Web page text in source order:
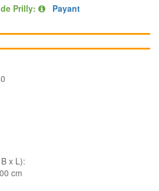
Prilly:
Payant
x L):
cm